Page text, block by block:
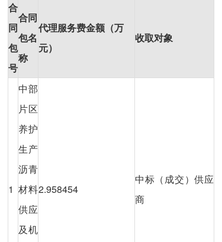
合
同
包
号
合同
包名
称
代理服务费金额（万
元）
收取对象
1
中部
片区
养护
生产
沥青
材料
供应
及机
2.958454
中标（成交）供应
商